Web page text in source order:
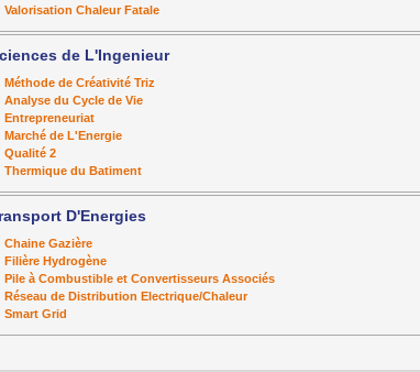
Valorisation Chaleur Fatale
de L'Ingenieur
Méthode de Créativité Triz
Analyse du Cycle de Vie
Entrepreneuriat
Marché de L'Energie
Qualité 2
Thermique du Batiment
D'Energies
Chaine Gazière
Filière Hydrogène
Pile à Combustible et Convertisseurs Associés
Réseau de Distribution Electrique/Chaleur
Smart Grid